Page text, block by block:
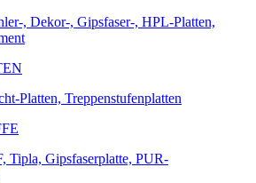
, Dekor-, Gipsfaser-, HPL-Platten,
Platten, Treppenstufenplatten
Tipla, Gipsfaserplatte, PUR-